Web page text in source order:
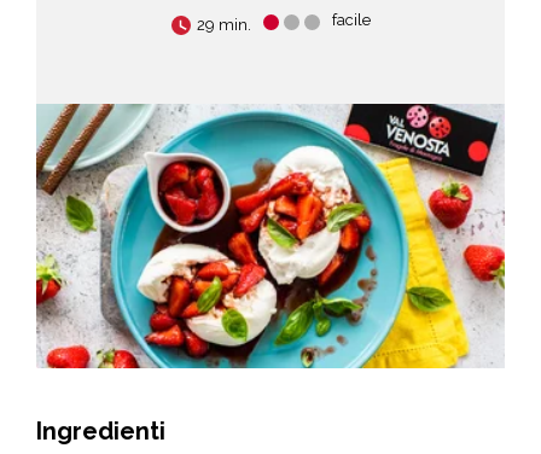
29 min. facile
Ingredienti